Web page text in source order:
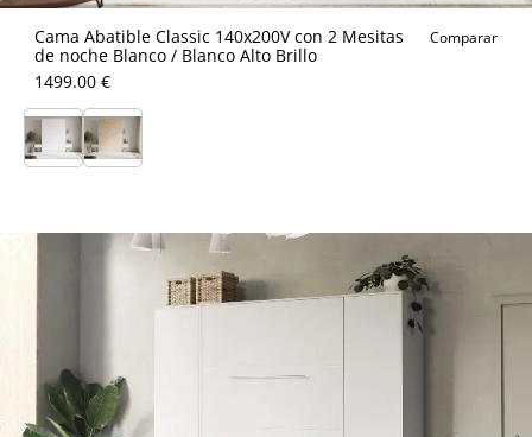
Cama Abatible Classic 140x200V con 2 Mesitas
de noche Blanco / Blanco Alto Brillo
Comparar
1499.00 €